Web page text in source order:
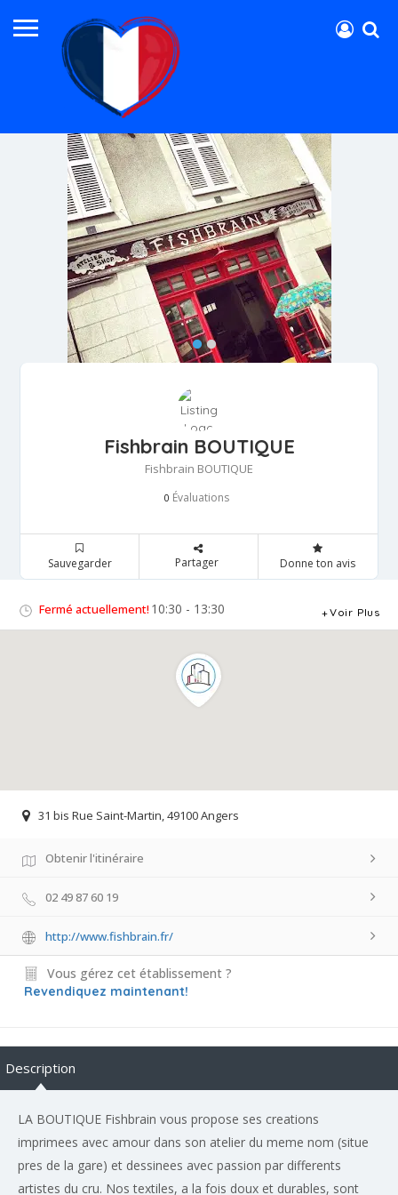
Fishbrain BOUTIQUE
Fishbrain BOUTIQUE
0 Évaluations
Sauvegarder Partager Donne ton avis
Fermé actuellement! 10:30 - 13:30 Voir Plus
31 bis Rue Saint-Martin, 49100 Angers
Obtenir l'itinéraire
02 49 87 60 19
http://www.fishbrain.fr/
Vous gérez cet établissement ?
Revendiquez maintenant!
Description
LA BOUTIQUE Fishbrain vous propose ses creations
imprimees avec amour dans son atelier du meme nom (situe
pres de la gare) et dessinees avec passion par differents
artistes du cru. Nos textiles, a la fois doux et durables, sont